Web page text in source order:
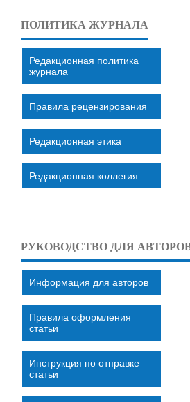
ПОЛИТИКА ЖУРНАЛА
Редакционная политика
журнала
Правила рецензирования
Редакционная этика
Редакционная коллегия
РУКОВОДСТВО ДЛЯ
Информация для авторов
Правила оформления
статьи
Инструкция по отправке
статьи